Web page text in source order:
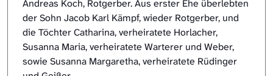
Andreas Koch, Rotgerber. Aus erster Ehe überlebten
der Sohn Jacob Karl Kämpf, wieder Rotgerber, und
die Töchter Catharina, verheiratete Horlacher,
Susanna Maria, verheiratete Warterer und Weber,
sowie Susanna Margaretha, verheiratete Rüdinger